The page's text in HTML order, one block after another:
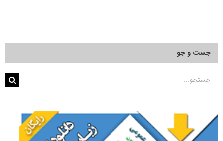
جست و جو
جستجو